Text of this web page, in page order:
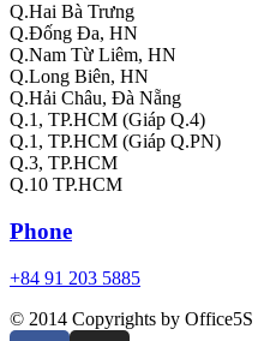
Q.Hai Bà Trưng
Q.Đống Đa, HN
Q.Nam Từ Liêm, HN
Q.Long Biên, HN
Q.Hải Châu, Đà Nẵng
Q.1, TP.HCM (Giáp Q.4)
Q.1, TP.HCM (Giáp Q.PN)
Q.3, TP.HCM
Q.10 TP.HCM
Phone
+84 91 203 5885
© 2014 Copyrights by Office5S